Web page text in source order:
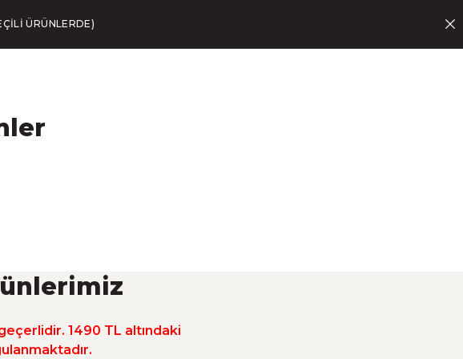
ÜRÜNLERDE)
1490 TL altındaki